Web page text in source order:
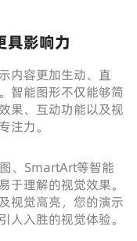
具影响力
内容更加生动、直
智能图形不仅能够简
果、互动功能以及视
注力。
、SmartArt等智能
于理解的视觉效果。
视觉高亮，您的演示
人入胜的视觉体验。